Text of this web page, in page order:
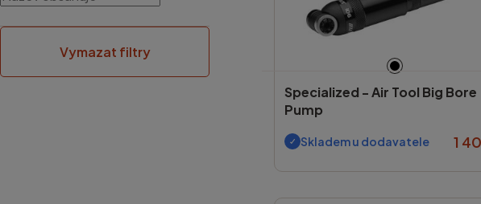
Vymazat filtry
Specialized -Air Tool Big Bore
Pump
Skladem u dodavatele 1